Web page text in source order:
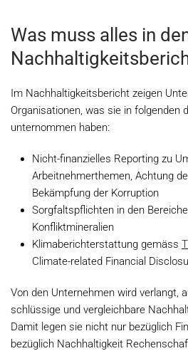
Was muss alles in
Im Nachhaltigkeitsbericht zeigen
Organisationen, was sie in folgenden
unternommen haben:
Nicht-finanzielles Reporting zu
Arbeitnehmerthemen, Achtung
Bekämpfung der Korruption
Sorgfaltspflichten in den
Konfliktmineralien
Klimaberichterstattung gemäss
Climate-related Financial
Von den Unternehmen wird verlangt,
schlüssige und vergleichbare
Damit legen sie nicht nur bezüglich
bezüglich Nachhaltigkeit